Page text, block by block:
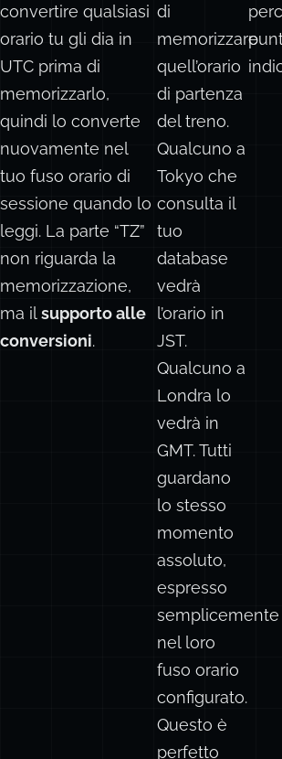
convertire qualsiasi
orario tu gli dia in
UTC prima di
memorizzarlo,
quindi lo converte
nuovamente nel
tuo fuso orario di
sessione quando lo
leggi. La parte “TZ”
non riguarda la
memorizzazione,
ma ilsupporto alle
conversioni.
di
memorizzare
quell’orario
di partenza
del treno.
Qualcuno a
Tokyo che
consulta il
tuo
database
vedrà
l’orario in
JST.
Qualcuno a
Londra lo
vedrà in
GMT. Tutti
guardano
lo stesso
momento
assoluto,
espresso
semplicemente
nel loro
fuso orario
configurato.
Questo è
perfetto